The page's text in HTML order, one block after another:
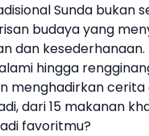
Sunda bukan
budaya yang
dan
hingga
menghadirkan
dari 15 makanan
favoritmu?